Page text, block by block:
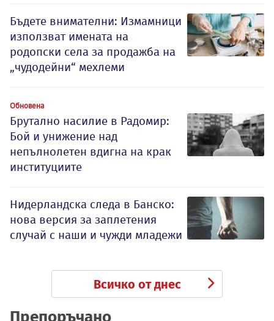
Бъдете внимателни: Измамници
използват имената на
родопски села за продажба на
„чудодейни“ мехлеми
Обновена
Брутално насилие в Радомир:
Бой и унижение над
непълнолетен вдигна на крак
институциите
Нидерландска следа в Банско:
нова версия за заплетения
случай с наши и чужди младежи
Всичко от днес
Препоръчано